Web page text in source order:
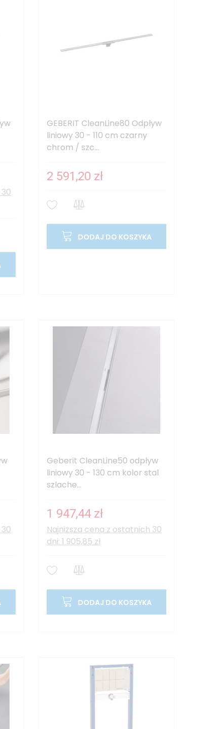
GEBERIT CleanLine80 Odpływ
liniowy 30 - 110 cm czarny
chrom / szc...
2 591,20 zł
DODAJ DO KOSZYKA
Geberit CleanLine50 odpływ
liniowy 30 - 130 cm kolor stal
szlache...
1 947,44 zł
Najniższa cena z ostatnich 30
dni: 1 905,85 zł
DODAJ DO KOSZYKA